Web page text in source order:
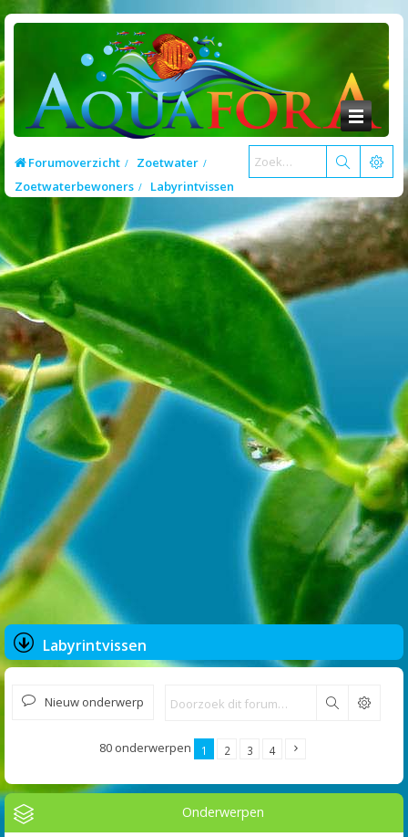
Forumoverzicht
Zoetwater
Zoetwaterbewoners
Labyrintvissen
Labyrintvissen
Nieuw onderwerp Zoek
80 onderwerpen 1 2 3 4
Onderwerpen